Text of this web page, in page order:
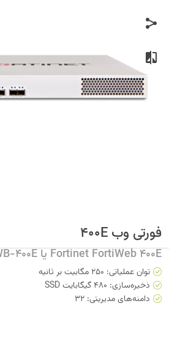
فورتی وب 400E
Fortinet FortiWeb 400E یا FWB-400E
توان عملیاتی: 250 مگابیت بر ثانیه
ذخیره‌سازی: 480 گیگابایت SSD
دامنه‌های مدیریتی: 32